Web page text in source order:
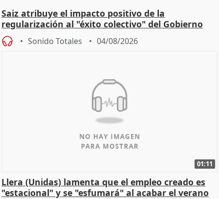
Saiz atribuye el impacto positivo de la
regularización al "éxito colectivo" del Gobierno
Sonido Totales 04/08/2026
01:11
Llera (Unidas) lamenta que el empleo creado es
"estacional" y se "esfumará" al acabar el verano